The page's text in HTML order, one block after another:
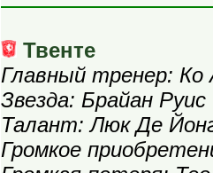
Твенте
Главный тренер: Ко
Звезда: Брайан Руис
Талант: Люк Де
Громкое